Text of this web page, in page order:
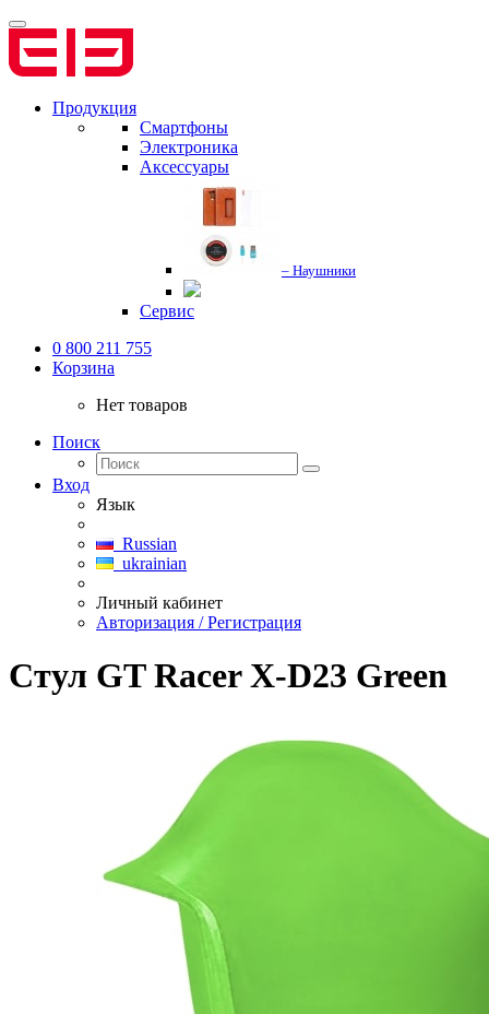
Продукция
Смартфоны
Электроника
Аксессуары
– Наушники
Сервис
0 800 211 755
Корзина
Нет товаров
Поиск
Вход
Язык
Russian
ukrainian
Личный кабинет
Авторизация / Регистрация
Стул GT Racer X-D23 Green